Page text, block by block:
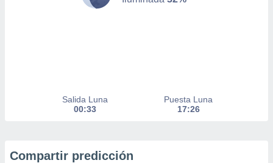
Salida Luna
00:33
Puesta Luna
17:26
Compartir predicción